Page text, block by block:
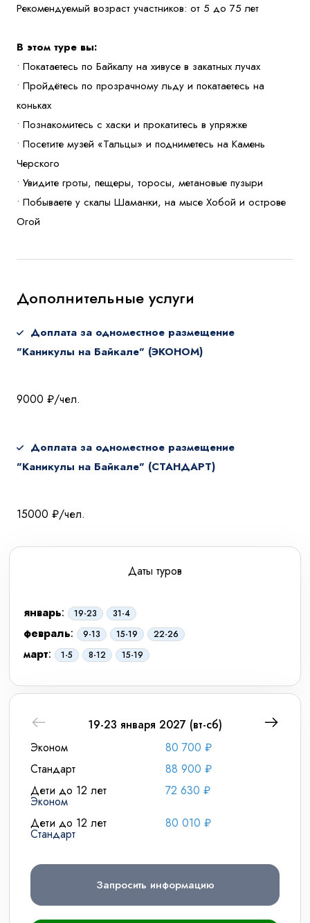
Рекомендуемый возраст участников: от 5 до 75 лет
В этом туре вы:
• Покатаетесь по Байкалу на хивусе в закатных лучах
• Пройдётесь по прозрачному льду и покатаетесь на
коньках
• Познакомитесь с хаски и прокатитесь в упряжке
• Посетите музей «Тальцы» и подниметесь на Камень
Черского
• Увидите гроты, пещеры, торосы, метановые пузыри
• Побываете у скалы Шаманки, на мысе Хобой и острове
Огой
Дополнительные услуги
Доплата за одноместное размещение
"Каникулы на Байкале" (ЭКОНОМ)
9000 ₽/чел.
Доплата за одноместное размещение
"Каникулы на Байкале" (СТАНДАРТ)
15000 ₽/чел.
Даты туров
январь: 19-23 31-4
февраль: 9-13 15-19 22-26
март: 1-5 8-12 15-19
19-23 января 2027 (вт-сб)
Эконом
80 700 ₽
Стандарт
88 900 ₽
Дети до 12 лет
Эконом
72 630 ₽
Дети до 12 лет
Стандарт
80 010 ₽
Запросить информацию